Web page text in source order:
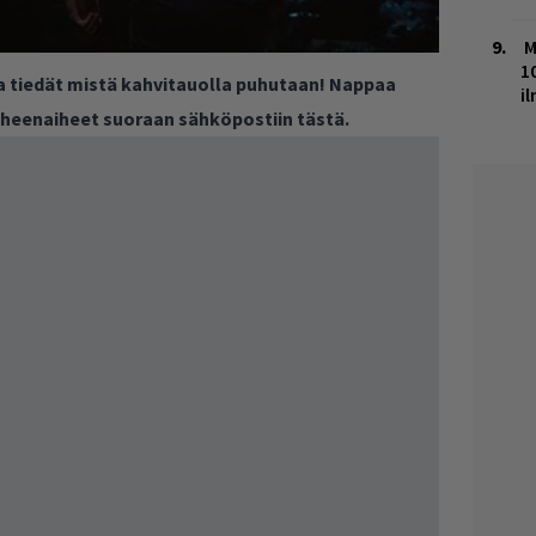
tiedät mistä kahvitauolla puhutaan! Nappaa
suoraan sähköpostiin tästä.